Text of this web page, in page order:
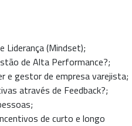
Liderança (Mindset);
de Alta Performance?;
e gestor de empresa varejista;
através de Feedback?;
de curto e longo